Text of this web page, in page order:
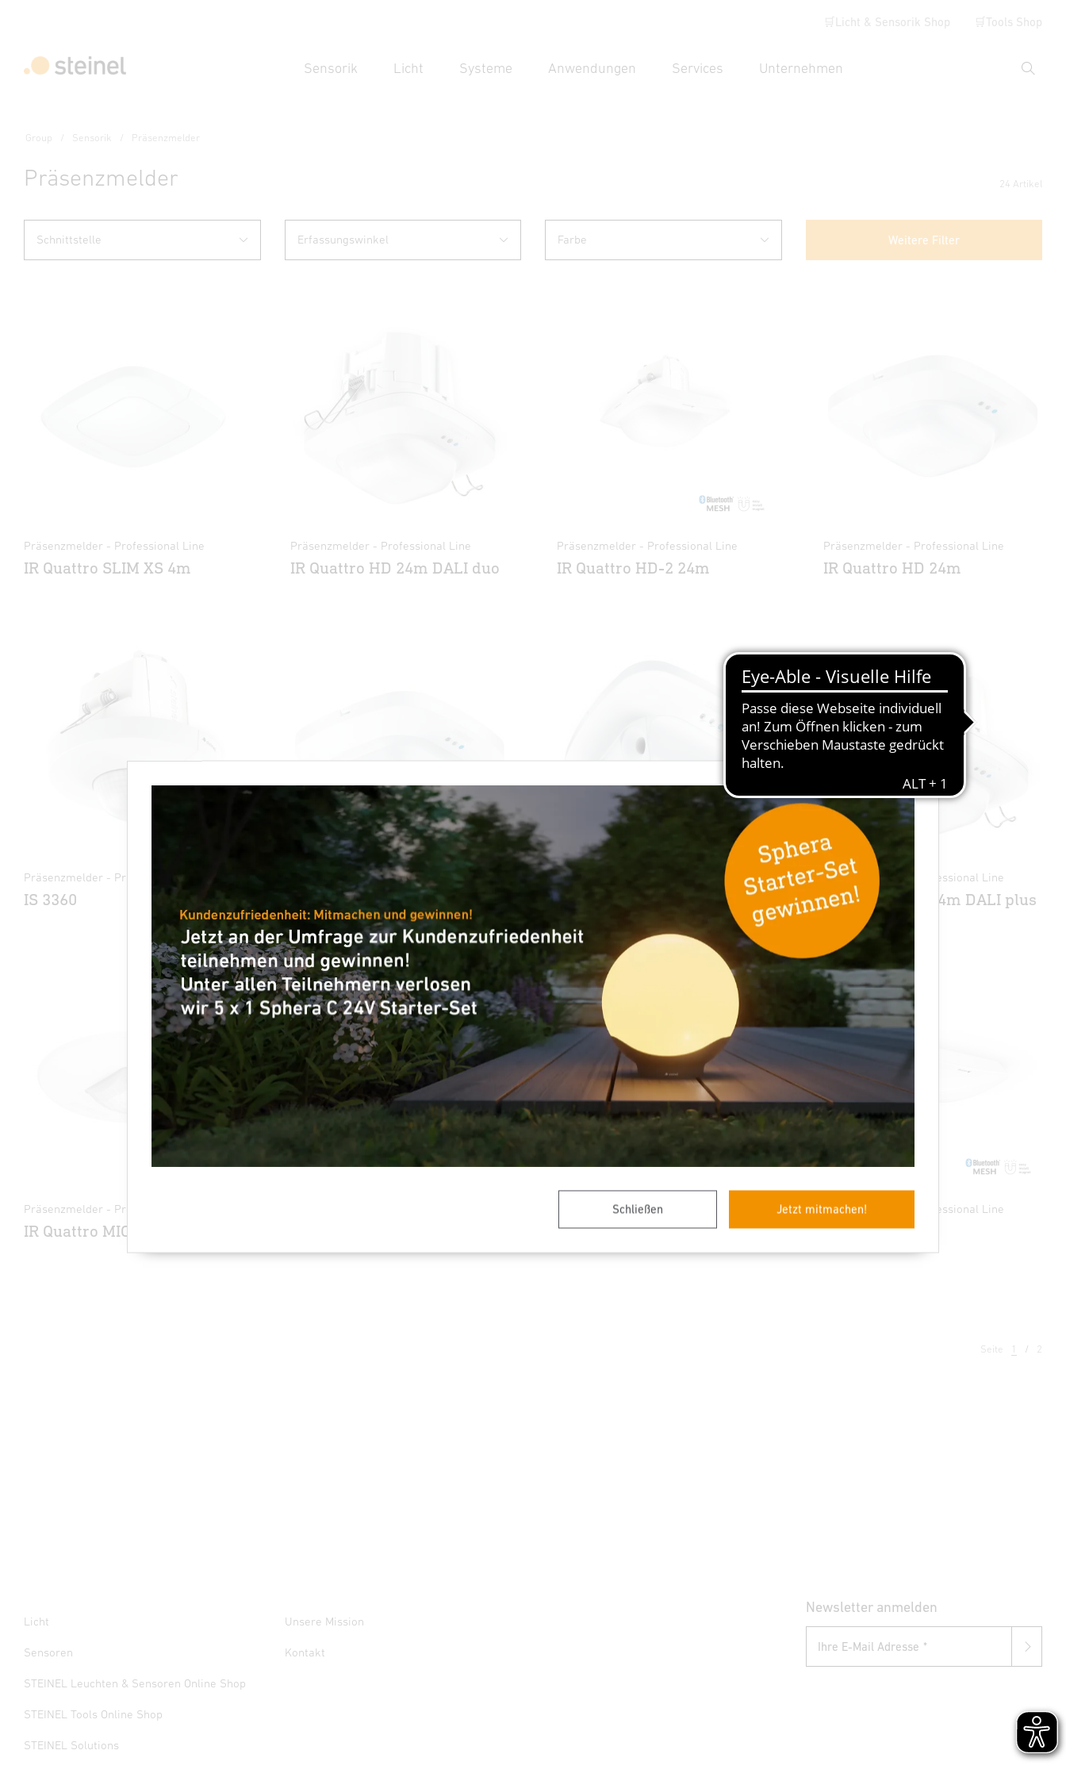
🛒Licht & Sensorik Shop 🛒Tools Shop
Sensorik Licht Systeme Anwendungen Services Unternehmen
Suche
×
Schließen Jetzt mitmachen!
Group Sensorik Präsenzmelder
Präsenzmelder 24 Artikel
Weitere Filter
Schnittstelle Erfassungswinkel Farbe
Präsenzmelder - Professional Line
IR Quattro SLIM XS 4m
Präsenzmelder - Professional Line
IR Quattro HD 24m DALI duo
Präsenzmelder - Professional Line
IR Quattro HD-2 24m
Präsenzmelder - Professional Line
IR Quattro HD 24m
Präsenzmelder - Professional Line
IS 3360
Präsenzmelder - Professional Line
IR Quattro 8m
Präsenzmelder - Professional Line
Dual US
Präsenzmelder - Professional Line
IR Quattro HD 24m DALI plus
Präsenzmelder - Professional Line
IR Quattro MICRO 6m
Präsenzschalter - Professional Line
HF 180
Präsenzmelder - Professional Line
True Presence
Seite 1 2
Licht
Sensoren
STEINEL Leuchten & Sensoren Online Shop
STEINEL Tools Online Shop
STEINEL Solutions
Unsere Mission
Kontakt
Newsletter anmelden
Ihre E-Mail Adresse